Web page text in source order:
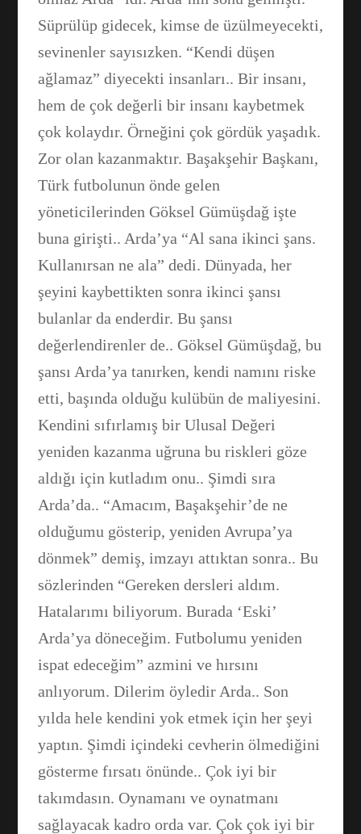
Süprülüp gidecek, kimse de üzülmeyecekti,
sevinenler sayısızken. “Kendi düşen
ağlamaz” diyecekti insanları.. Bir insanı,
hem de çok değerli bir insanı kaybetmek
çok kolaydır. Örneğini çok gördük yaşadık.
Zor olan kazanmaktır. Başakşehir Başkanı,
Türk futbolunun önde gelen
yöneticilerinden Göksel Gümüşdağ işte
buna girişti.. Arda’ya “Al sana ikinci şans.
Kullanırsan ne ala” dedi. Dünyada, her
şeyini kaybettikten sonra ikinci şansı
bulanlar da enderdir. Bu şansı
değerlendirenler de.. Göksel Gümüşdağ, bu
şansı Arda’ya tanırken, kendi namını riske
etti, başında olduğu kulübün de maliyesini.
Kendini sıfırlamış bir Ulusal Değeri
yeniden kazanma uğruna bu riskleri göze
aldığı için kutladım onu.. Şimdi sıra
Arda’da.. “Amacım, Başakşehir’de ne
olduğumu gösterip, yeniden Avrupa’ya
dönmek” demiş, imzayı attıktan sonra.. Bu
sözlerinden “Gereken dersleri aldım.
Hatalarımı biliyorum. Burada ‘Eski’
Arda’ya döneceğim. Futbolumu yeniden
ispat edeceğim” azmini ve hırsını
anlıyorum. Dilerim öyledir Arda.. Son
yılda hele kendini yok etmek için her şeyi
yaptın. Şimdi içindeki cevherin ölmediğini
gösterme fırsatı önünde.. Çok iyi bir
takımdasın. Oynamanı ve oynatmanı
sağlayacak kadro orda var. Çok çok iyi bir